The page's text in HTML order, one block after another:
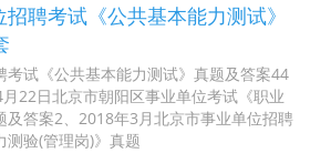
聘考试《公共基本能力测试》
考试《公共基本能力测试》真题及答案44
22日北京市朝阳区事业单位考试《职业
及答案2、2018年3月北京市事业单位招聘
测验(管理岗)》真题